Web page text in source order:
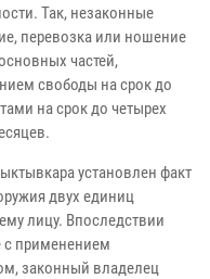
Так, незаконные
перевозка или ношение
частей,
свободы на срок до
на срок до четырех
установлен факт
двух единиц
лицу. Впоследствии
с применением
законный владелец